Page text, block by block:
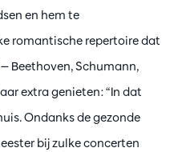
en hem te
romantische repertoire dat
Beethoven, Schumann,
extra genieten: “In dat
Ondanks de gezonde
bij zulke concerten